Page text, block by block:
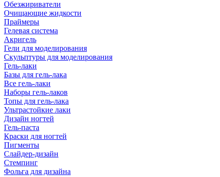
Обезжириватели
Очищающие жидкости
Праймеры
Гелевая система
Акригель
Гели для моделирования
Скульптуры для моделирования
Гель-лаки
Базы для гель-лака
Все гель-лаки
Наборы гель-лаков
Топы для гель-лака
Ультрастойкие лаки
Дизайн ногтей
Гель-паста
Краски для ногтей
Пигменты
Слайдер-дизайн
Стемпинг
Фольга для дизайна